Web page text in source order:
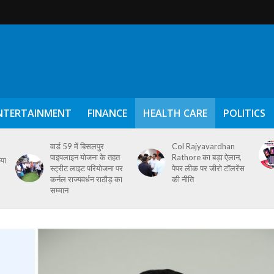
FINANCE HEALTH CARE POLITICS
वार्ड 59 में बिसलपुर
पाइपलाइन योजना के तहत
स्ट्रीट लाइट परियोजना पर
कर्नल राज्यवर्धन राठौड़ का
सम्मान
Col Rajyavardhan
Rathore का बड़ा ऐलान,
पेपर लीक पर जीरो टॉलरेंस
की नीति